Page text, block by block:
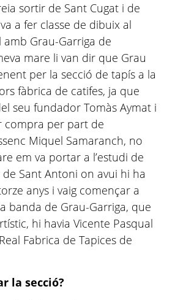
sortir de Sant Cugat i de
a fer classe de dibuix al
amb Grau-Garriga de
mare li van dir que Grau
per la secció de tapís a la
fàbrica de catifes, ja que
seu fundador Tomàs Aymat i
compra per part de
Miquel Samaranch, no
em va portar a l’estudi de
de Sant Antoni on avui hi ha
anys i vaig començar a
banda de Grau-Garriga, que
hi havia Vicente Pasqual
Fabrica de Tapices de
la secció?